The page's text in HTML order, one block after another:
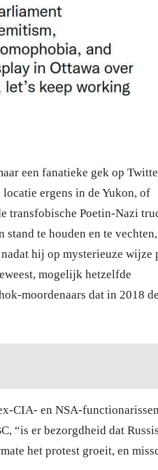
een fanatieke gek op
ergens in de Yukon, of
transfobische Poetin-Nazi
te houden en te
hij op mysterieuze wijze
mogelijk hetzelfde
moordenaars dat in 2018 de
CIA- en NSA-
“is er bezorgdheid dat
het protest groeit, en